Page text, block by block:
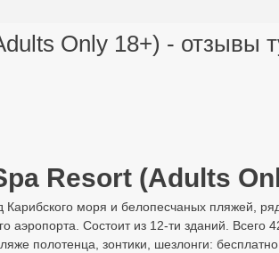
Only 18+) - отзывы
Resort (Adults
Карибского моря и белопесчаных пляжей,
аэропорта. Состоит из 12-ти зданий. Всего
полотенца, зонтики, шезлонги: